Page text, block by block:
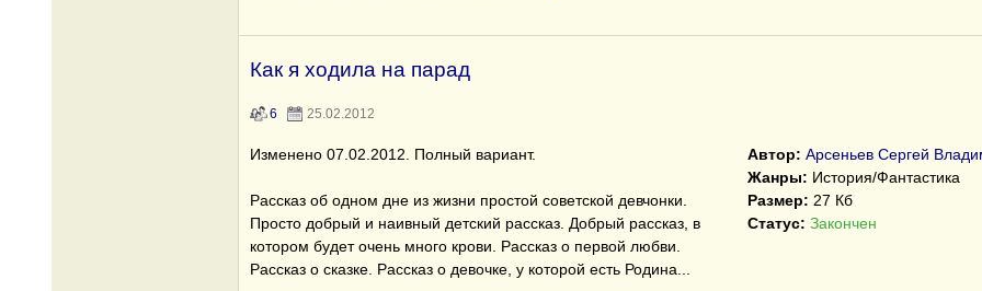
Как я ходила на парад
6 25.02.2012
Изменено 07.02.2012. Полный вариант.
Рассказ об одном дне из жизни простой советской девчонки.
Просто добрый и наивный детский рассказ. Добрый рассказ, в
котором будет очень много крови. Рассказ о первой любви.
Рассказ о сказке. Рассказ о девочке, у которой есть Родина...
Автор: Арсеньев Сергей
Жанры: История/Фантастика
Размер: 27 Кб
Статус: Закончен